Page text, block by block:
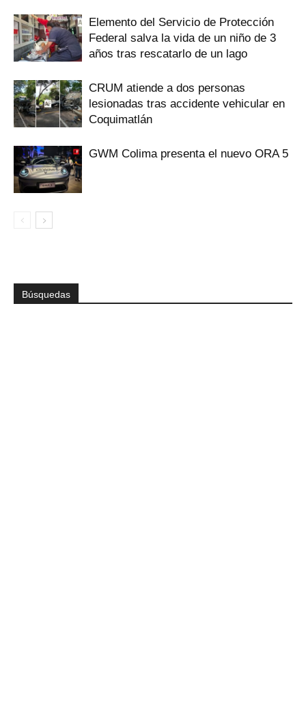
Elemento del Servicio de Protección
Federal salva la vida de un niño de 3
años tras rescatarlo de un lago
CRUM atiende a dos personas
lesionadas tras accidente vehicular en
Coquimatlán
GWM Colima presenta el nuevo ORA 5
Búsquedas